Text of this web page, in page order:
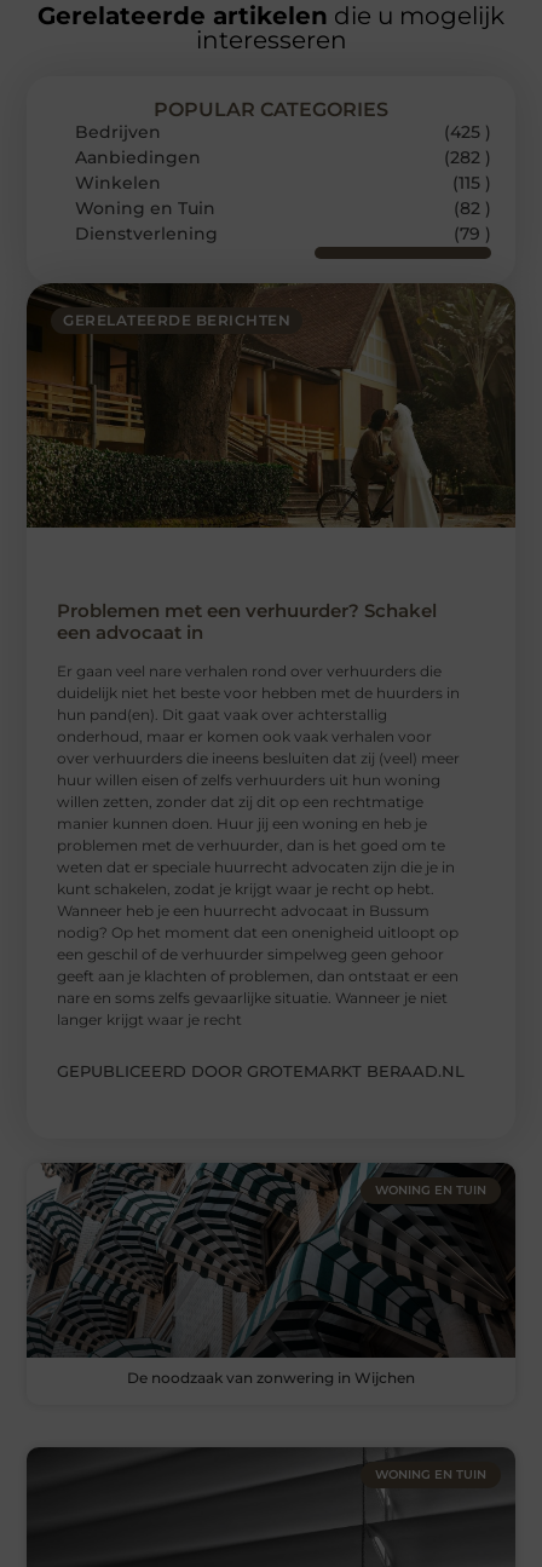
Gerelateerde artikelen die u mogelijk
interesseren
GERELATEERDE BERICHTEN
Problemen met een verhuurder? Schakel
een advocaat in
Er gaan veel nare verhalen rond over verhuurders die
duidelijk niet het beste voor hebben met de huurders in
hun pand(en). Dit gaat vaak over achterstallig
onderhoud, maar er komen ook vaak verhalen voor
over verhuurders die ineens besluiten dat zij (veel) meer
huur willen eisen of zelfs verhuurders uit hun woning
willen zetten, zonder dat zij dit op een rechtmatige
manier kunnen doen. Huur jij een woning en heb je
problemen met de verhuurder, dan is het goed om te
weten dat er speciale huurrecht advocaten zijn die je in
kunt schakelen, zodat je krijgt waar je recht op hebt.
Wanneer heb je een huurrecht advocaat in Bussum
nodig? Op het moment dat een onenigheid uitloopt op
een geschil of de verhuurder simpelweg geen gehoor
geeft aan je klachten of problemen, dan ontstaat er een
nare en soms zelfs gevaarlijke situatie. Wanneer je niet
langer krijgt waar je recht
GEPUBLICEERD DOOR GROTEMARKT BERAAD.NL
POPULAR CATEGORIES
Bedrijven
(425 )
Aanbiedingen
(282 )
Winkelen
(115 )
Woning en Tuin
(82 )
Dienstverlening
(79 )
WONING EN TUIN
De noodzaak van zonwering in Wijchen
WONING EN TUIN